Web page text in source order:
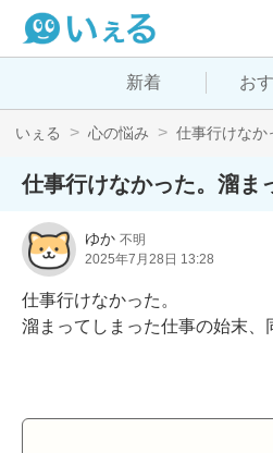
新着 お
いぇる 心の悩み 仕事行けなか
仕事行けなかった。溜
ゆか 不明
2025年7月28日 13:28
仕事行けなかった。
溜まってしまった仕事の始末、